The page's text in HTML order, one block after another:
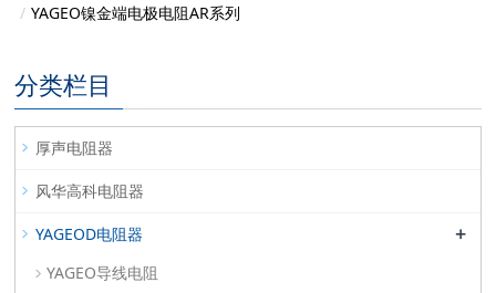
YAGEO镍金端电极电阻AR系列
分类栏目
厚声电阻器
风华高科电阻器
YAGEOD电阻器 +
YAGEO导线电阻